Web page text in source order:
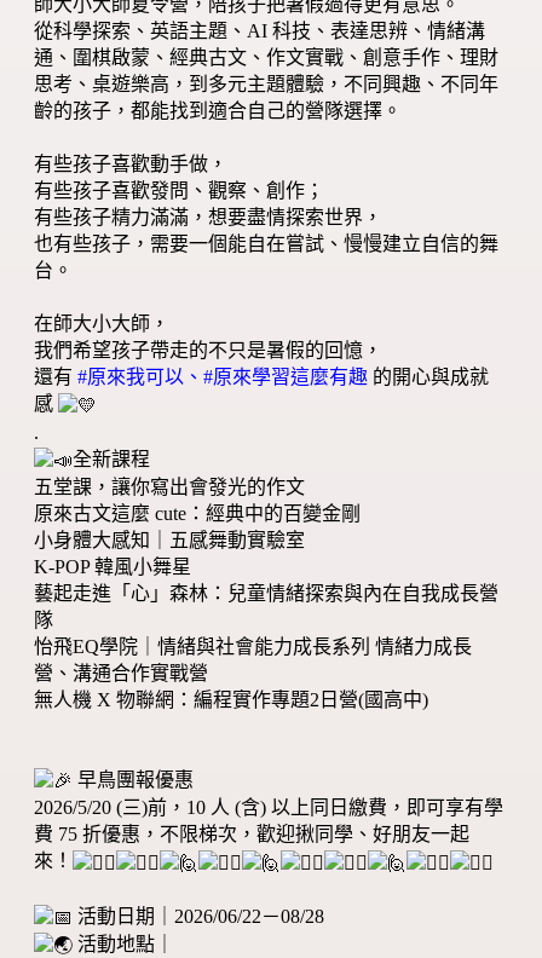
師大小大師夏令營，陪孩子把暑假過得更有意思。
從科學探索、英語主題、AI 科技、表達思辨、情緒溝
通、圍棋啟蒙、經典古文、作文實戰、創意手作、理財
思考、桌遊樂高，到多元主題體驗，不同興趣、不同年
齡的孩子，都能找到適合自己的營隊選擇。
有些孩子喜歡動手做，
有些孩子喜歡發問、觀察、創作；
有些孩子精力滿滿，想要盡情探索世界，
也有些孩子，需要一個能自在嘗試、慢慢建立自信的舞
台。
在師大小大師，
我們希望孩子帶走的不只是暑假的回憶，
還有#原來我可以、#原來學習這麼有趣 的開心與成就
感
.
全新課程
五堂課，讓你寫出會發光的作文
原來古文這麼 cute：經典中的百變金剛
小身體大感知｜五感舞動實驗室
K-POP 韓風小舞星
藝起走進「心」森林：兒童情緒探索與內在自我成長營
隊
怡飛EQ學院｜情緒與社會能力成長系列 情緒力成長
營、溝通合作實戰營
無人機 X 物聯網：編程實作專題2日營(國高中)
早鳥團報優惠
2026/5/20 (三)前，10 人 (含) 以上同日繳費，即可享有學
費 75 折優惠，不限梯次，歡迎揪同學、好朋友一起
來！
活動日期｜2026/06/22－08/28
活動地點｜